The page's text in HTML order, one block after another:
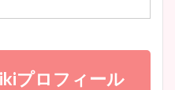
宇賀神メグアナのニット画像
小室瑛莉子のカップ画像まと
め！足が美脚でニット衣装も
プロフィール